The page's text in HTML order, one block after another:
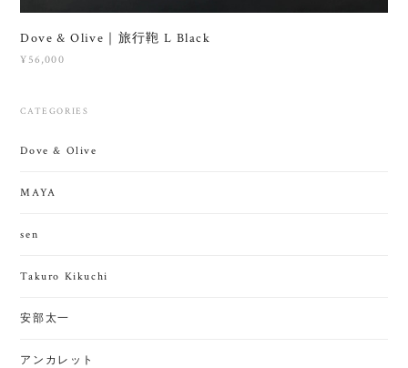
Dove & Olive｜旅行鞄 L Black
¥56,000
CATEGORIES
Dove & Olive
MAYA
sen
Takuro Kikuchi
安部太一
アンカレット